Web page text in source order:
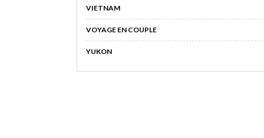
VIETNAM
VOYAGE EN COUPLE
YUKON